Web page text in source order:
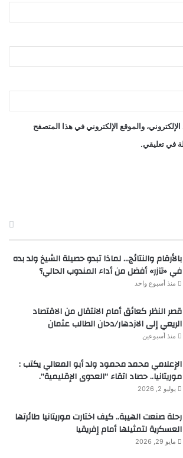
والموقع الإلكتروني في هذا المتصفح
في تعليقي.
بالأرقام والنتائج… لماذا تبدو حصيلة الشيخ ولد بده
في «تآزر» أفضل من أداء المندوب الحالي؟
منذ أسبوع واحد
قصر النظر كعائق أمام الانتقال من الاقتصاد
الريعي إلى الازدهار/دحان الطالب عثمان
منذ أسبوعين
الإعلامي محمد محمود ولد أبو المعالي يكتب :
موريتانيا.. حصاد اتقاء “العدوى الإقليمية”.
يوليو 2, 2026
رحلة صنعت الهيبة.. كيف اختارت موريتانيا طائرتها
العسكرية لتمثيلها أمام إفريقيا
مايو 29, 2026